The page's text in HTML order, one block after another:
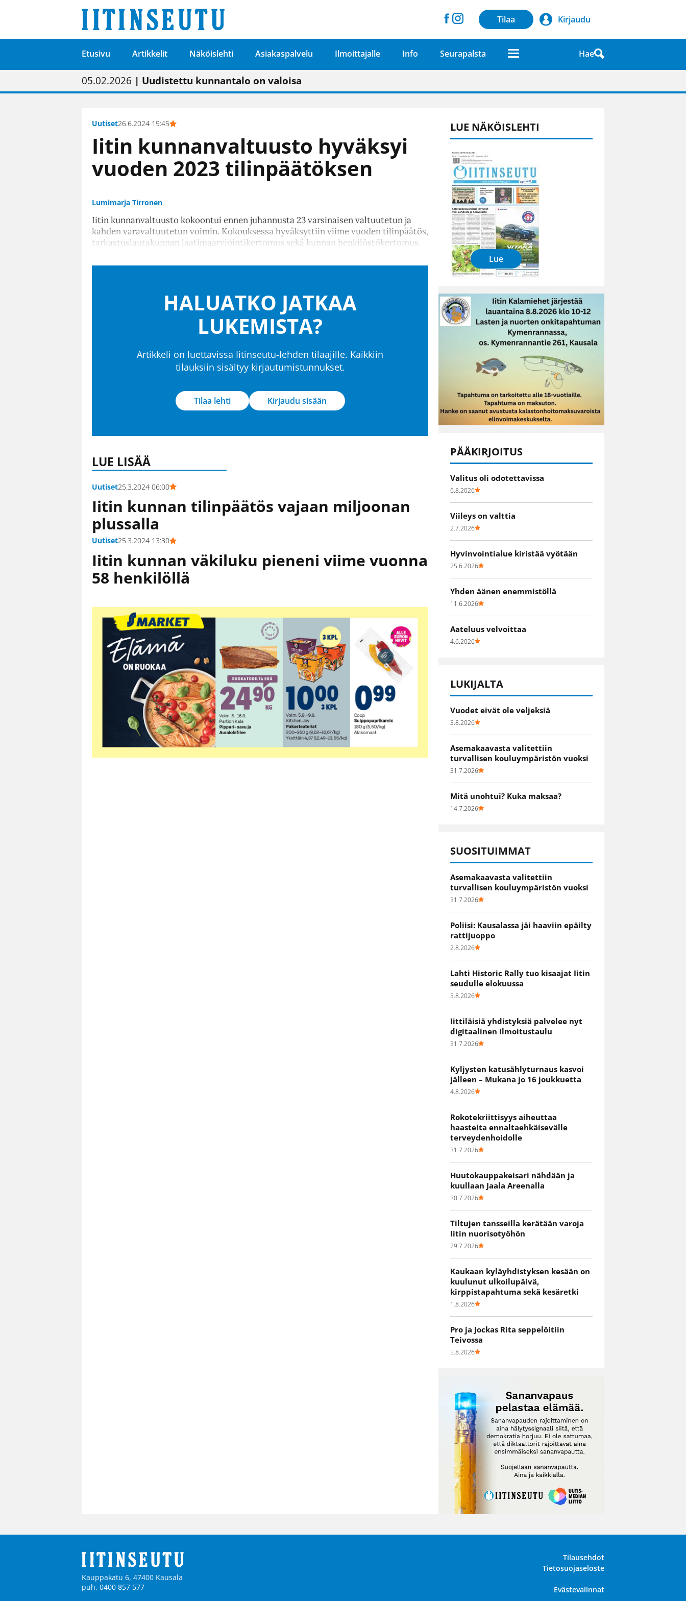
Tilaa Kirjaudu
Etusivu Artikkelit Näköislehti Asiakaspalvelu Ilmoittajalle Info Seurapalsta Hae
01.02.2026 | Painon vaihtumisen pitäisi näkyä hieman parempana painojäljen laatuna lehdessä
05.02.2026 | Uudistettu kunnantalo on valoisa
23.04.2026 | “Olemme käynnistämässä uudelleen keskustavisiotyön”
09.05.2026| "Maalla on totuttu elämään omavaraisemmin kuin kaupungissa"
Uutiset26.6.2024 19:45
Iitin kunnanvaltuusto hyväksyi
vuoden 2023 tilinpäätöksen
Lumimarja Tirronen
Iitin kunnanvaltuusto kokoontui ennen juhannusta 23 varsinaisen valtuutetun ja
kahden varavaltuutetun voimin. Kokouksessa hyväksyttiin viime vuoden tilinpäätös,
tarkastuslautakunnan laatimaarviointikertomus sekä kunnan henkilöstökertomus.
HALUATKO JATKAA
LUKEMISTA?
Artikkeli on luettavissa Iitinseutu-lehden tilaajille. Kaikkiin
tilauksiin sisältyy kirjautumistunnukset.
Tilaa lehti Kirjaudu sisään
LUE LISÄÄ
Uutiset25.3.2024 06:00
Iitin kunnan tilinpäätös vajaan miljoonan
plussalla
Uutiset25.3.2024 13:30
Iitin kunnan väkiluku pieneni viime vuonna
58 henkilöllä
LUE NÄKÖISLEHTI
Lue
PÄÄKIRJOITUS
Valitus oli odotettavissa
6.8.2026
Viileys on valttia
2.7.2026
Hyvinvointialue kiristää vyötään
25.6.2026
Yhden äänen enemmistöllä
11.6.2026
Aateluus velvoittaa
4.6.2026
LUKIJALTA
Vuodet eivät ole veljeksiä
3.8.2026
Asemakaavasta valitettiin
turvallisen kouluympäristön vuoksi
31.7.2026
Mitä unohtui? Kuka maksaa?
14.7.2026
SUOSITUIMMAT
Asemakaavasta valitettiin
turvallisen kouluympäristön vuoksi
31.7.2026
Poliisi: Kausalassa jäi haaviin epäilty
rattijuoppo
2.8.2026
Lahti Historic Rally tuo kisaajat Iitin
seudulle elokuussa
3.8.2026
Iittiläisiä yhdistyksiä palvelee nyt
digitaalinen ilmoitustaulu
31.7.2026
Kyljysten katusählyturnaus kasvoi
jälleen – Mukana jo 16 joukkuetta
4.8.2026
Rokotekriittisyys aiheuttaa
haasteita ennaltaehkäisevälle
terveydenhoidolle
31.7.2026
Huutokauppakeisari nähdään ja
kuullaan Jaala Areenalla
30.7.2026
Tiltujen tansseilla kerätään varoja
Iitin nuorisotyöhön
29.7.2026
Kaukaan kyläyhdistyksen kesään on
kuulunut ulkoilupäivä,
kirppistapahtuma sekä kesäretki
1.8.2026
Pro ja Jockas Rita seppelöitiin
Teivossa
5.8.2026
Kauppakatu 6, 47400 Kausala
puh. 0400 857 577
Tilausehdot
Tietosuojaseloste
Evästevalinnat